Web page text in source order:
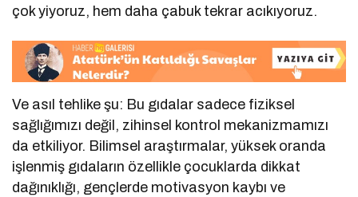
çok yiyoruz, hem daha çabuk tekrar acıkıyoruz.
Ve asıl tehlike şu: Bu gıdalar sadece fiziksel
sağlığımızı değil, zihinsel kontrol mekanizmamızı
da etkiliyor. Bilimsel araştırmalar, yüksek oranda
işlenmiş gıdaların özellikle çocuklarda dikkat
dağınıklığı, gençlerde motivasyon kaybı ve